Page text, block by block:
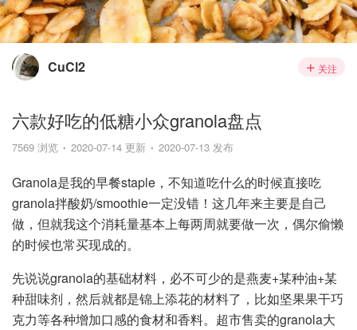
CuCl2 关注
六款好吃的低糖小众granola盘点
7569 浏览 2020-07-14 更新 2020-07-13 发布
Granola是我的早餐staple，不知道吃什么的时候直接吃
granola拌酸奶/smoothie一定没错！这几年来主要是自己
做，但就我这个消耗量基本上每两周就要做一次，偶尔偷懒
的时候也常买现成的。
先说说granola的基础材料，必不可少的是燕麦+某种油+某
种甜味剂，然后就都是锦上添花的材料了，比如坚果果干巧
克力等各种增加口感的食材和香料。超市售卖的granola大